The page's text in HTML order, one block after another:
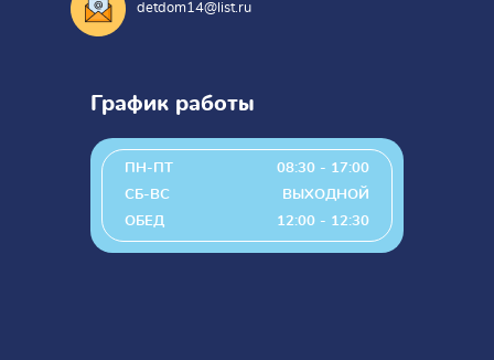
detdom14@list.ru
График работы
ПН-ПТ
08:30 - 17:00
СБ-ВС
ВЫХОДНОЙ
ОБЕД
12:00 - 12:30